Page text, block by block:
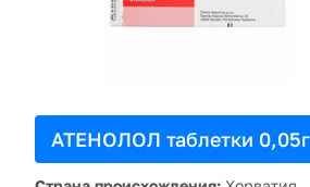
АТЕНОЛОЛ таблетки